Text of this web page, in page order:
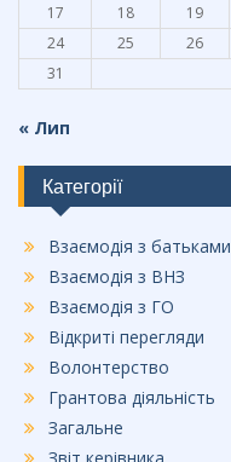
17
18 19
24
25 26
31
« Лип
Категорії
Взаємодія з батьками
Взаємодія з ВНЗ
Взаємодія з ГО
Відкриті перегляди
Волонтерство
Грантова діяльність
Загальне
Звіт керівника